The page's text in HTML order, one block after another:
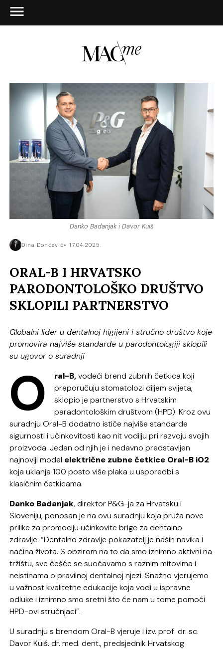
Danko Badanjak i Davor Kuiš
Dina Dončević 17.04.2025.
ORAL-B I HRVATSKO
PARODONTOLOŠKO DRUŠTVO
SKLOPILI PARTNERSTVO
Globalni lider u dentalnoj higijeni i stručno društvo koje
promovira najviše standarde u parodontologiji sklopili
su ugovor o suradnji
O ral-B,vodeći brend zubnih četkica koji
preporučuju stomatolozi diljem svijeta,
sklopio je partnerstvo s Hrvatskim
paradontološkim društvom (HPD). Kroz ovu
suradnju Oral-B dodatno ističe najviše standarde
sigurnosti i učinkovitosti kao nit vodilju pri razvoju svojih
proizvoda. Jedan od njih je i nedavno predstavljen
najnoviji model električne zubne četkice Oral-B iO2
koja uklanja 100 posto više plaka u usporedbi s
klasičnim četkicama.
Danko Badanjak, direktor P&G-ja za Hrvatsku i
Sloveniju, ponosan je na ovu suradnju koja pruža nove
prilike za promociju učinkovite brige za dentalno
zdravlje: “Dentalno zdravlje pokazatelj je naših navika i
načina života. S obzirom na to da smo iznimno aktivni na
tržištu, sve češće se suočavamo s raznim mitovima i
neistinama o pravilnoj dentalnoj njezi. Snažno vjerujemo
u važnost kvalitetne edukacije koja vodi u ispravne
odluke i iznimno smo sretni što će nam u tome pomoći
HPD-ovi stručnjaci”.
U suradnju s brendom Oral-B vjeruje i izv. prof. dr. sc.
Davor Kuiš. dr. med. dent., predsjednik Hrvatskog